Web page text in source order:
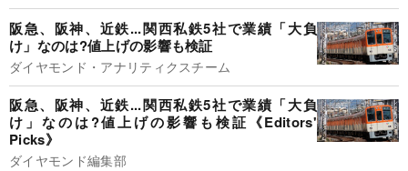
阪急、阪神、近鉄...関西私鉄5社で業績「大負
け」なのは?値上げの影響も検証
ダイヤモンド・アナリティクスチーム
阪急、阪神、近鉄...関西私鉄5社で業績「大負
け」なのは?値上げの影響も検証《Editors'
Picks》
ダイヤモンド編集部